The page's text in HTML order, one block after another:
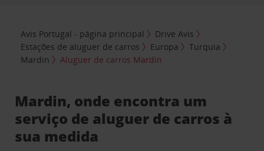
Avis Portugal - página principal
Drive Avis
Estações de aluguer de carros
Europa
Turquia
Mardin
Aluguer de carros Mardin
Mardin, onde encontra um
serviço de aluguer de carros à
sua medida